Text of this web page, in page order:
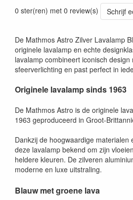
0 ster(ren) met 0 review(s)
Schrijf
De Mathmos Astro Zilver Lavalamp
originele lavalamp en echte
lavalamp combineert iconisch
sfeerverlichting en past perfect in
Originele lavalamp sinds 1963
De Mathmos Astro is de originele
1963 geproduceerd in Groot-
Dankzij de hoogwaardige materialen
deze lavalamp bekend om zijn
heldere kleuren. De zilveren
moderne en luxe uitstraling.
Blauw met groene lava